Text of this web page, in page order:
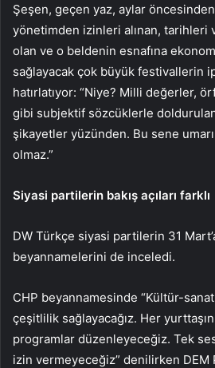
Şeşen, geçen yaz, aylar
yönetimden izinleri alınan, tarihleri
olan ve o beldenin esnafına
sağlayacak çok büyük festivallerin
hatırlatıyor: “Niye? Milli değerler,
gibi subjektif sözcüklerle
şikayetler yüzünden. Bu sene
olmaz.”
Siyasi partilerin bakış açıları farklı
DW Türkçe siyasi partilerin 31
beyannamelerini de inceledi.
CHP beyannamesinde “Kültür-
çeşitlilik sağlayacağız. Her
programlar düzenleyeceğiz. Tek
izin vermeyeceğiz” denilirken DEM